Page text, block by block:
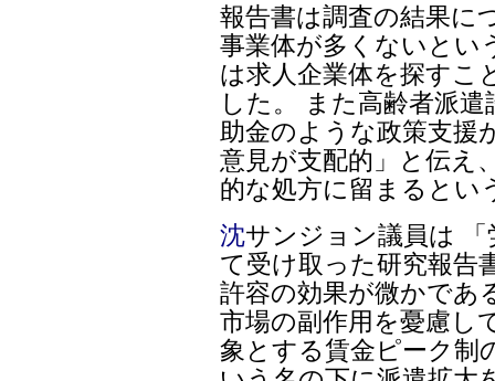
報告書は調査の結果に
事業体が多くないとい
は求人企業体を探すこ
した。 また高齢者派
助金のような政策支援
意見が支配的」と伝え
的な処方に留まるとい
沈サンジョン議員は
て受け取った研究報告
許容の効果が微かであ
市場の副作用を憂慮し
象とする賃金ピーク制